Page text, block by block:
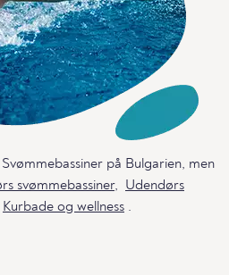
på Bulgarien, men
svømmebassiner, Udendørs
Kurbade og wellness .